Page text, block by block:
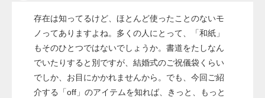
存在は知ってるけど、ほとんど使ったことのないモ
ノってありますよね。多くの人にとって、「和紙」
もそのひとつではないでしょうか。書道をたしなん
でいたりすると別ですが、結婚式のご祝儀袋くらい
でしか、お目にかかれませんから。でも、今回ご紹
介する「off」のアイテムを知れば、きっと、もっと